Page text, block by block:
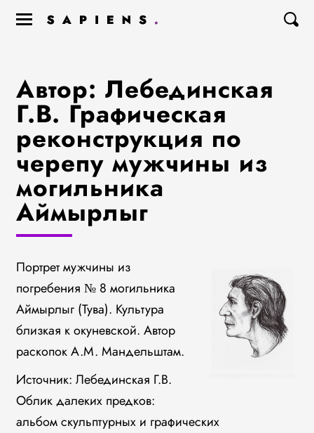
Автор: Лебединская
Г.В. Графическая
реконструкция по
черепу мужчины из
могильника
Аймырлыг
Портрет мужчины из
погребения № 8 могильника
Аймырлыг (Тува). Культура
близкая к окуневской. Автор
раскопок А.М. Мандельштам.
Источник: Лебединская Г.В.
Облик далеких предков:
альбом скульптурных и графических